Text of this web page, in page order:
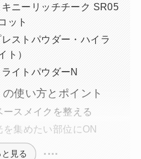
ニーリッチチーク SR05
ット
ストパウダー・ハイラ
ト）
イトパウダーN
使い方とポイント
ースメイクを整える
を集めたい部位にON
と見る